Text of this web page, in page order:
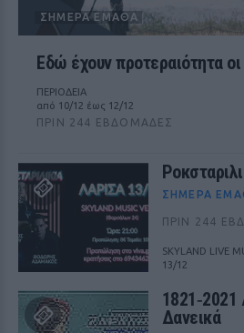
ΣΉΜΕΡΑ ΈΜΑΘΑ
Εδώ έχουν προτεραιότητα
ΠΕΡΙΟΔΕΙΑ
από 10/12 έως 12/12
ΠΡΙΝ 244 ΕΒΔΟΜΆΔΕΣ
ΣΉΜΕΡΑ
ΠΡΙΝ 244
SKYLAND LIVE
13/12
1821‑2021
Δανεικά